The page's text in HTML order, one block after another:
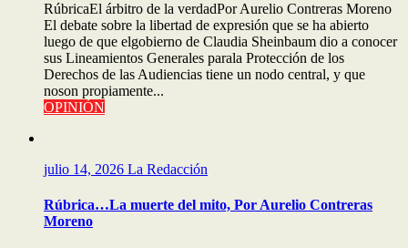
RúbricaEl árbitro de la verdadPor Aurelio Contreras Moreno
El debate sobre la libertad de expresión que se ha abierto
luego de que elgobierno de Claudia Sheinbaum dio a conocer
sus Lineamientos Generales parala Protección de los
Derechos de las Audiencias tiene un nodo central, y que
noson propiamente...
OPINIÓN
julio 14, 2026 La Redacción
Rúbrica…La muerte del mito, Por Aurelio Contreras
Moreno